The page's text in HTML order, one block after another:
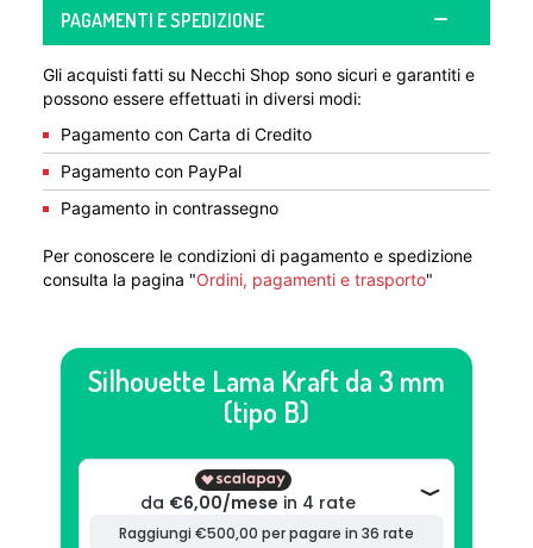
PAGAMENTI E SPEDIZIONE
Gli acquisti fatti su Necchi Shop sono sicuri e garantiti e
possono essere effettuati in diversi modi:
Pagamento con Carta di Credito
Pagamento con PayPal
Pagamento in contrassegno
Per conoscere le condizioni di pagamento e spedizione
consulta la pagina "Ordini, pagamenti e trasporto"
Silhouette Lama Kraft da 3 mm
(tipo B)